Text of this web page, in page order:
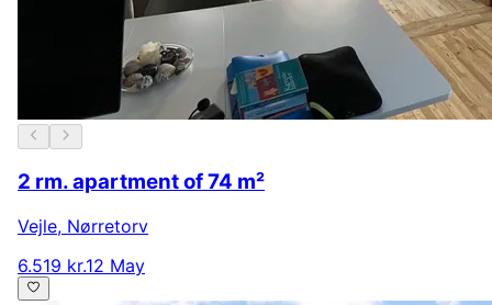
2 rm. apartment of 74 m²
Vejle, Nørretorv
6.519 kr.12 May